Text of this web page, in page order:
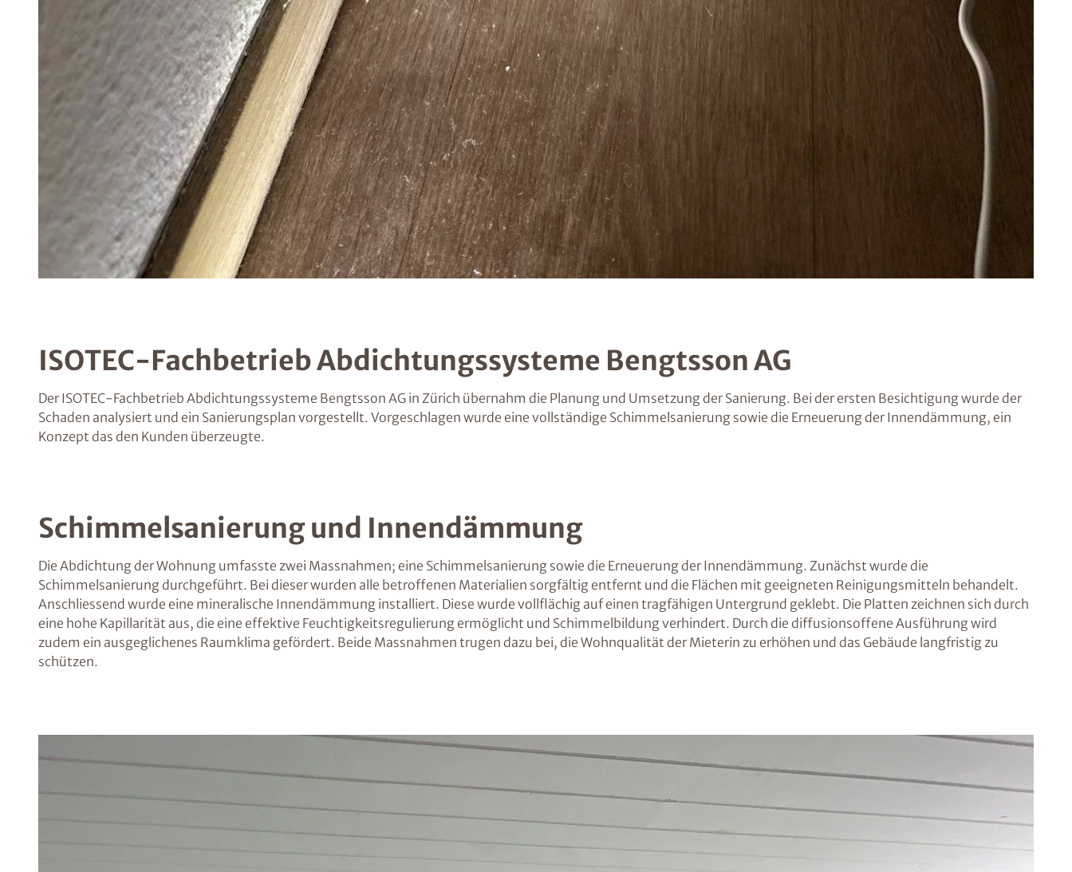
ISOTEC-Fachbetrieb Abdichtungssysteme Bengtsson AG
Der ISOTEC-Fachbetrieb Abdichtungssysteme Bengtsson AG in Zürich übernahm die Planung und Umsetzung der Sanierung. Bei der ersten Besichtigung wurde der
Schaden analysiert und ein Sanierungsplan vorgestellt. Vorgeschlagen wurde eine vollständige Schimmelsanierung sowie die Erneuerung der Innendämmung, ein
Konzept das den Kunden überzeugte.
Schimmelsanierung und Innendämmung
Die Abdichtung der Wohnung umfasste zwei Massnahmen; eine Schimmelsanierung sowie die Erneuerung der Innendämmung. Zunächst wurde die
Schimmelsanierung durchgeführt. Bei dieser wurden alle betroffenen Materialien sorgfältig entfernt und die Flächen mit geeigneten Reinigungsmitteln behandelt.
Anschliessend wurde eine mineralische Innendämmung installiert. Diese wurde vollflächig auf einen tragfähigen Untergrund geklebt. Die Platten zeichnen sich durch
eine hohe Kapillarität aus, die eine effektive Feuchtigkeitsregulierung ermöglicht und Schimmelbildung verhindert. Durch die diffusionsoffene Ausführung wird
zudem ein ausgeglichenes Raumklima gefördert. Beide Massnahmen trugen dazu bei, die Wohnqualität der Mieterin zu erhöhen und das Gebäude langfristig zu
schützen.